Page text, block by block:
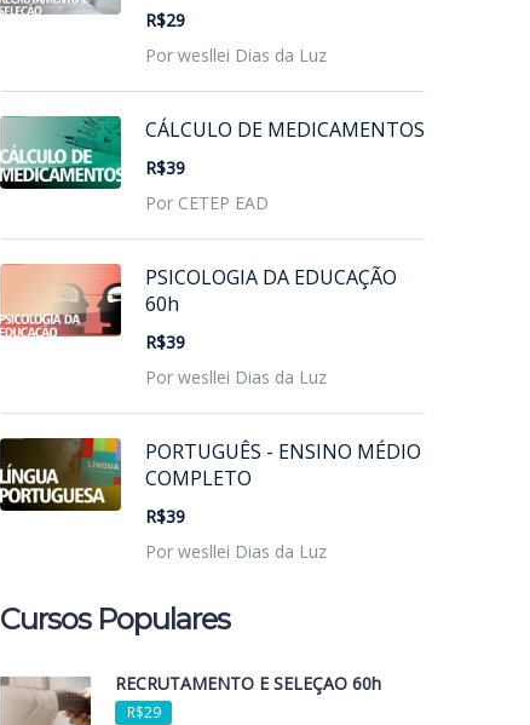
R$29
Por wesllei Dias da Luz
CÁLCULO DE MEDICAMENTOS
R$39
Por CETEP EAD
PSICOLOGIA DA EDUCAÇÃO
60h
R$39
Por wesllei Dias da Luz
PORTUGUÊS - ENSINO MÉDIO
COMPLETO
R$39
Por wesllei Dias da Luz
Cursos Populares
RECRUTAMENTO E SELEÇÃO 60h
R$29